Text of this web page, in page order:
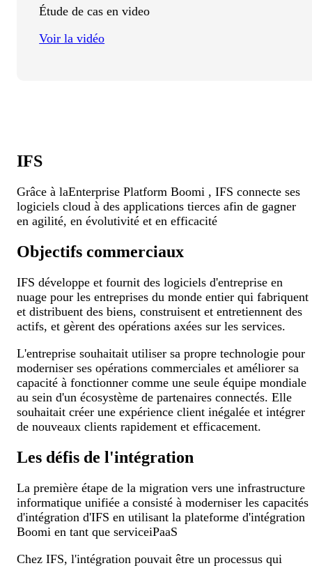
IFS
Grâce à laEnterprise Platform Boomi , IFS connecte ses
logiciels cloud à des applications tierces afin de gagner
en agilité, en évolutivité et en efficacité
Objectifs commerciaux
IFS développe et fournit des logiciels d'entreprise en
nuage pour les entreprises du monde entier qui fabriquent
et distribuent des biens, construisent et entretiennent des
actifs, et gèrent des opérations axées sur les services.
L'entreprise souhaitait utiliser sa propre technologie pour
moderniser ses opérations commerciales et améliorer sa
capacité à fonctionner comme une seule équipe mondiale
au sein d'un écosystème de partenaires connectés. Elle
souhaitait créer une expérience client inégalée et intégrer
de nouveaux clients rapidement et efficacement.
Les défis de l'intégration
La première étape de la migration vers une infrastructure
informatique unifiée a consisté à moderniser les capacités
d'intégration d'IFS en utilisant la plateforme d'intégration
Boomi en tant que serviceiPaaS
Chez IFS, l'intégration pouvait être un processus qui
Étude de cas en video
Voir la vidéo